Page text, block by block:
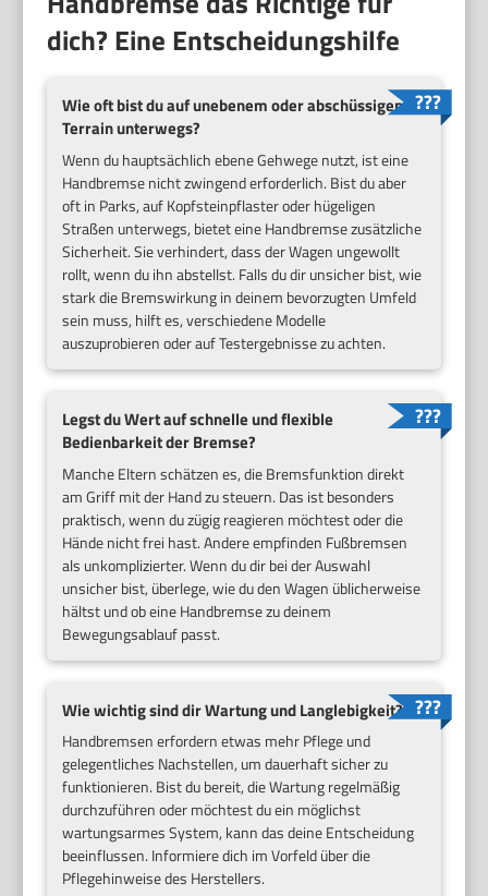
dich? Eine Entscheidungshilfe
Wie oft bist du auf unebenem oder abschüssigem
Terrain unterwegs?
Wenn du hauptsächlich ebene Gehwege nutzt, ist eine
Handbremse nicht zwingend erforderlich. Bist du aber
oft in Parks, auf Kopfsteinpflaster oder hügeligen
Straßen unterwegs, bietet eine Handbremse zusätzliche
Sicherheit. Sie verhindert, dass der Wagen ungewollt
rollt, wenn du ihn abstellst. Falls du dir unsicher bist, wie
stark die Bremswirkung in deinem bevorzugten Umfeld
sein muss, hilft es, verschiedene Modelle
auszuprobieren oder auf Testergebnisse zu achten.
Legst du Wert auf schnelle und flexible
Bedienbarkeit der Bremse?
Manche Eltern schätzen es, die Bremsfunktion direkt
am Griff mit der Hand zu steuern. Das ist besonders
praktisch, wenn du zügig reagieren möchtest oder die
Hände nicht frei hast. Andere empfinden Fußbremsen
als unkomplizierter. Wenn du dir bei der Auswahl
unsicher bist, überlege, wie du den Wagen üblicherweise
hältst und ob eine Handbremse zu deinem
Bewegungsablauf passt.
Wie wichtig sind dir Wartung und Langlebigkeit?
Handbremsen erfordern etwas mehr Pflege und
gelegentliches Nachstellen, um dauerhaft sicher zu
funktionieren. Bist du bereit, die Wartung regelmäßig
durchzuführen oder möchtest du ein möglichst
wartungsarmes System, kann das deine Entscheidung
beeinflussen. Informiere dich im Vorfeld über die
Pflegehinweise des Herstellers.